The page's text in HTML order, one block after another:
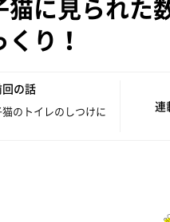
猫に見られた
くり！
の話
のトイレのしつけに
連